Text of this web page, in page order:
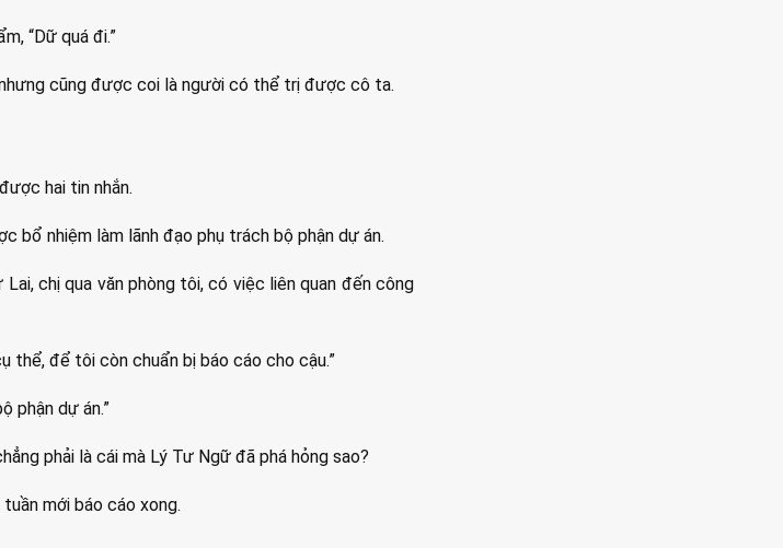
“Dữ quá đi.”
cũng được coi là người có thể trị được cô ta.
hai tin nhắn.
bổ nhiệm làm lãnh đạo phụ trách bộ phận dự án.
chị qua văn phòng tôi, có việc liên quan đến công
thể, để tôi còn chuẩn bị báo cáo cho cậu.”
phận dự án.”
phải là cái mà Lý Tư Ngữ đã phá hỏng sao?
mới báo cáo xong.